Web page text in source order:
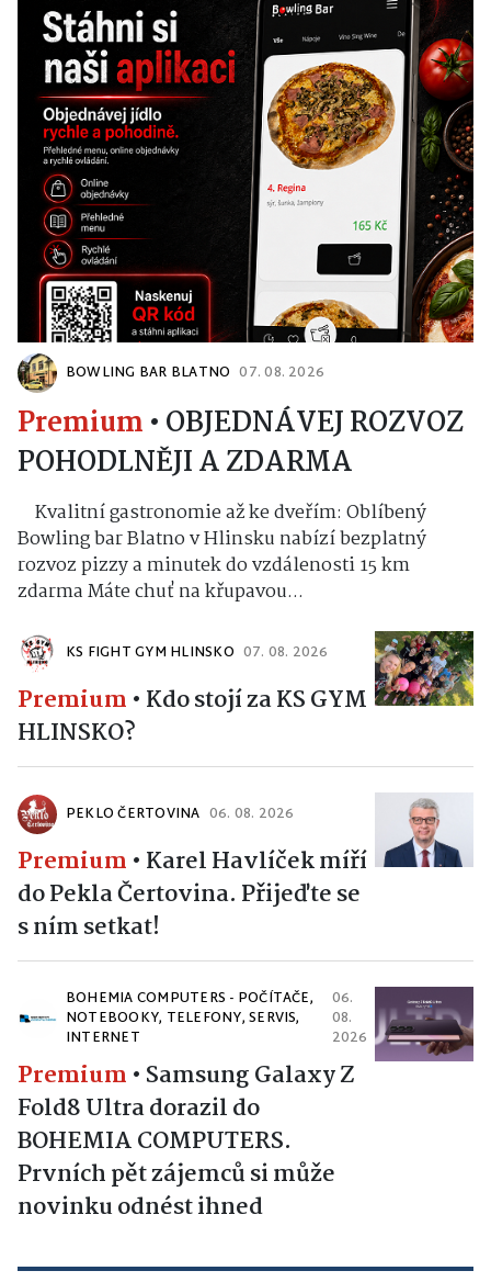
BOWLING BAR BLATNO 07. 08. 2026
Premium • OBJEDNÁVEJ ROZVOZ
POHODLNĚJI A ZDARMA
Kvalitní gastronomie až ke dveřím: Oblíbený
Bowling bar Blatno v Hlinsku nabízí bezplatný
rozvoz pizzy a minutek do vzdálenosti 15 km
zdarma Máte chuť na křupavou...
KS FIGHT GYM HLINSKO 07. 08. 2026
Premium • Kdo stojí za KS GYM
HLINSKO?
PEKLO ČERTOVINA 06. 08. 2026
Premium • Karel Havlíček míří
do Pekla Čertovina. Přijeďte se
s ním setkat!
BOHEMIA COMPUTERS - POČÍTAČE,
NOTEBOOKY, TELEFONY, SERVIS,
INTERNET
06.
08.
2026
Premium • Samsung Galaxy Z
Fold8 Ultra dorazil do
BOHEMIA COMPUTERS.
Prvních pět zájemců si může
novinku odnést ihned